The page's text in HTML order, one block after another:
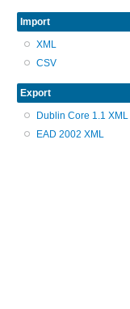
Import
XML
CSV
Export
Dublin Core 1.1 XML
EAD 2002 XML